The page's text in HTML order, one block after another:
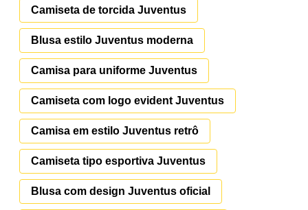
Camiseta de torcida Juventus
Blusa estilo Juventus moderna
Camisa para uniforme Juventus
Camiseta com logo evident Juventus
Camisa em estilo Juventus retrô
Camiseta tipo esportiva Juventus
Blusa com design Juventus oficial